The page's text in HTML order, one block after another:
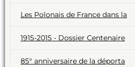
Les Polonais de France dans la
1915-2015 - Dossier Centenaire
85° anniversaire de la déporta